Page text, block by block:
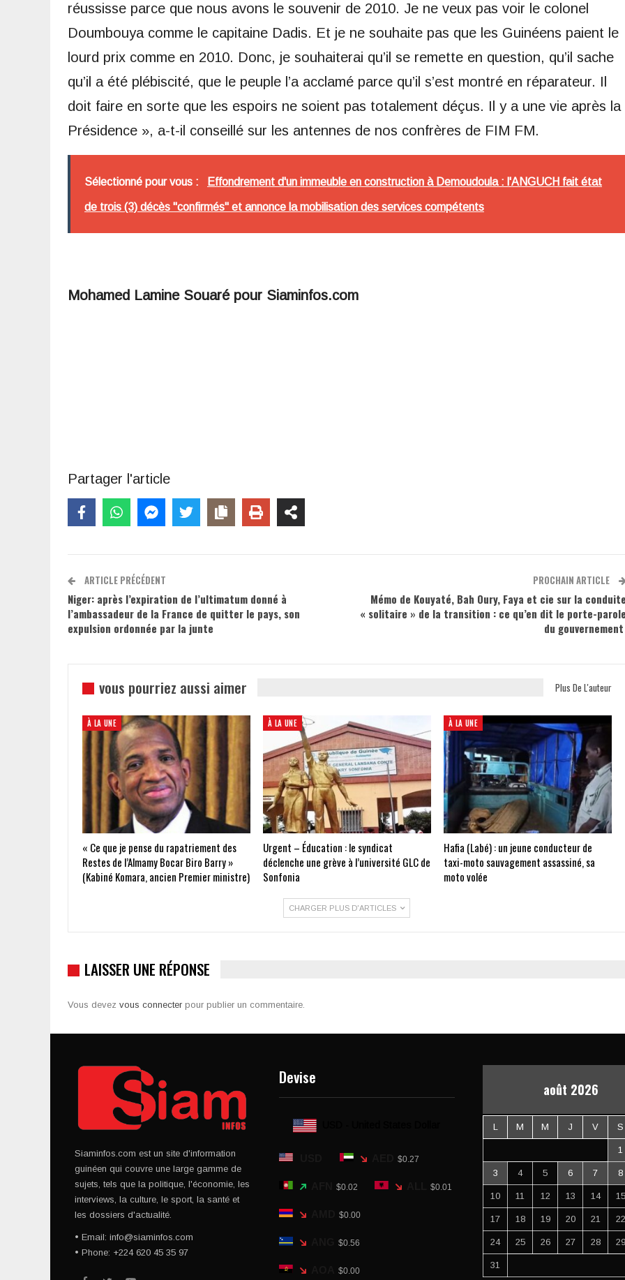
réussisse parce que nous avons le souvenir de 2010. Je ne veux pas voir le colonel
Doumbouya comme le capitaine Dadis. Et je ne souhaite pas que les Guinéens paient le
lourd prix comme en 2010. Donc, je souhaiterai qu’il se remette en question, qu’il sache
qu’il a été plébiscité, que le peuple l’a acclamé parce qu’il s’est montré en réparateur. Il
doit faire en sorte que les espoirs ne soient pas totalement déçus. Il y a une vie après la
Présidence », a-t-il conseillé sur les antennes de nos confrères de FIM FM.
Sélectionné pour vous : Effondrement d'un immeuble en construction à Demoudoula : l'ANGUCH fait état
de trois (3) décès "confirmés" et annonce la mobilisation des services compétents
Mohamed Lamine Souaré pour Siaminfos.com
Partager l'article
ARTICLE PRÉCÉDENT
Niger: après l’expiration de l’ultimatum donné à
l’ambassadeur de la France de quitter le pays, son
expulsion ordonnée par la junte
PROCHAIN ARTICLE
Mémo de Kouyaté, Bah Oury, Faya et cie sur la conduite
« solitaire » de la transition : ce qu’en dit le porte-parole
du gouvernement
vous pourriez aussi aimer Plus De L'auteur
À LA UNE
« Ce que je pense du rapatriement des
Restes de l’Almamy Bocar Biro Barry »
(Kabiné Komara, ancien Premier ministre)
À LA UNE
Urgent – Éducation : le syndicat
déclenche une grève à l’université GLC de
Sonfonia
À LA UNE
Hafia (Labé) : un jeune conducteur de
taxi-moto sauvagement assassiné, sa
moto volée
CHARGER PLUS D'ARTICLES
LAISSER UNE RÉPONSE
Vous devez vous connecter pour publier un commentaire.
Siaminfos.com est un site d'information
guinéen qui couvre une large gamme de
sujets, tels que la politique, l'économie, les
interviews, la culture, le sport, la santé et
les dossiers d'actualité.
• Email: info@siaminfos.com
• Phone: +224 620 45 35 97
Devise
$0.27
$0.02 $0.01
$0.00
$0.56
$0.00
août 2026
L M M J V S
1
3 4 5 6 7 8
10 11 12 13 14 15
17 18 19 20 21 22
24 25 26 27 28 29
31